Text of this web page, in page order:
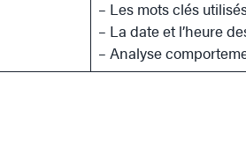
– Les mots clés
– La date et l’heure
– Analyse